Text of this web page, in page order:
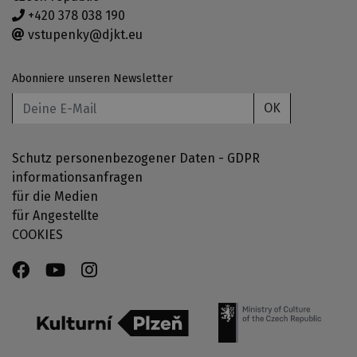
+420 378 038 190
vstupenky@djkt.eu
Abonniere unseren Newsletter
OK
Schutz personenbezogener Daten - GDPR
informationsanfragen
für die Medien
für Angestellte
COOKIES